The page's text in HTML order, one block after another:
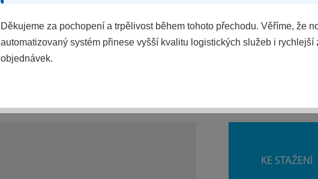
KE STAŽENÍ
Děkujeme za pochopení a trpělivost během tohoto přechodu. Věříme, že
automatizovaný systém přinese vyšší kvalitu logistických služeb i rychlejší
objednávek.